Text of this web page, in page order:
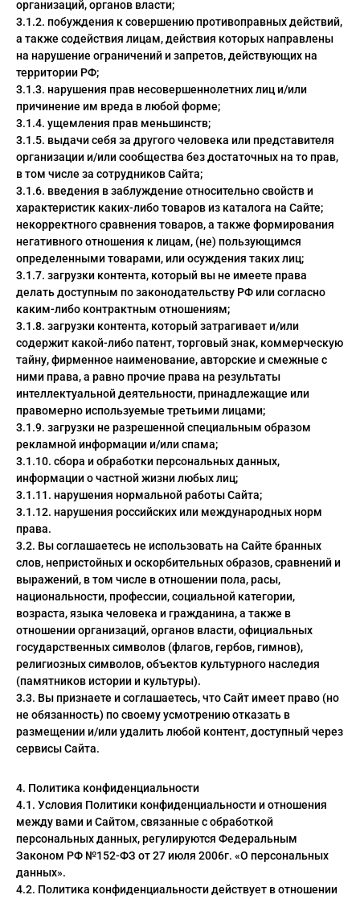
организаций, органов власти;
3.1.2. побуждения к совершению противоправных действий,
а также содействия лицам, действия которых направлены
на нарушение ограничений и запретов, действующих на
территории РФ;
3.1.3. нарушения прав несовершеннолетних лиц и/или
причинение им вреда в любой форме;
3.1.4. ущемления прав меньшинств;
3.1.5. выдачи себя за другого человека или представителя
организации и/или сообщества без достаточных на то прав,
в том числе за сотрудников Сайта;
3.1.6. введения в заблуждение относительно свойств и
характеристик каких-либо товаров из каталога на Сайте;
некорректного сравнения товаров, а также формирования
негативного отношения к лицам, (не) пользующимся
определенными товарами, или осуждения таких лиц;
3.1.7. загрузки контента, который вы не имеете права
делать доступным по законодательству РФ или согласно
каким-либо контрактным отношениям;
3.1.8. загрузки контента, который затрагивает и/или
содержит какой-либо патент, торговый знак, коммерческую
тайну, фирменное наименование, авторские и смежные с
ними права, а равно прочие права на результаты
интеллектуальной деятельности, принадлежащие или
правомерно используемые третьими лицами;
3.1.9. загрузки не разрешенной специальным образом
рекламной информации и/или спама;
3.1.10. сбора и обработки персональных данных,
информации о частной жизни любых лиц;
3.1.11. нарушения нормальной работы Сайта;
3.1.12. нарушения российских или международных норм
права.
3.2. Вы соглашаетесь не использовать на Сайте бранных
слов, непристойных и оскорбительных образов, сравнений и
выражений, в том числе в отношении пола, расы,
национальности, профессии, социальной категории,
возраста, языка человека и гражданина, а также в
отношении организаций, органов власти, официальных
государственных символов (флагов, гербов, гимнов),
религиозных символов, объектов культурного наследия
(памятников истории и культуры).
3.3. Вы признаете и соглашаетесь, что Сайт имеет право (но
не обязанность) по своему усмотрению отказать в
размещении и/или удалить любой контент, доступный через
сервисы Сайта.
4. Политика конфиденциальности
4.1. Условия Политики конфиденциальности и отношения
между вами и Сайтом, связанные с обработкой
персональных данных, регулируются Федеральным
Законом РФ №152-ФЗ от 27 июля 2006г. «О персональных
данных».
4.2. Политика конфиденциальности действует в отношении